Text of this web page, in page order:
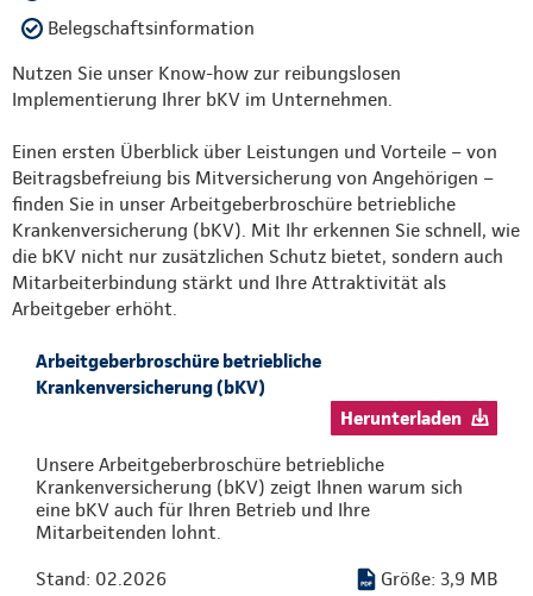
Belegschaftsinformation
Nutzen Sie unser Know-how zur reibungslosen
Implementierung Ihrer bKV im Unternehmen.
Einen ersten Überblick über Leistungen und Vorteile – von
Beitragsbefreiung bis Mitversicherung von Angehörigen –
finden Sie in unser Arbeitgeberbroschüre betriebliche
Krankenversicherung (bKV). Mit Ihr erkennen Sie schnell, wie
die bKV nicht nur zusätzlichen Schutz bietet, sondern auch
Mitarbeiterbindung stärkt und Ihre Attraktivität als
Arbeitgeber erhöht.
Arbeitgeberbroschüre betriebliche
Krankenversicherung (bKV)
Herunterladen
Unsere Arbeitgeberbroschüre betriebliche
Krankenversicherung (bKV) zeigt Ihnen warum sich
eine bKV auch für Ihren Betrieb und Ihre
Mitarbeitenden lohnt.
Stand: 02.2026 Größe: 3,9 MB